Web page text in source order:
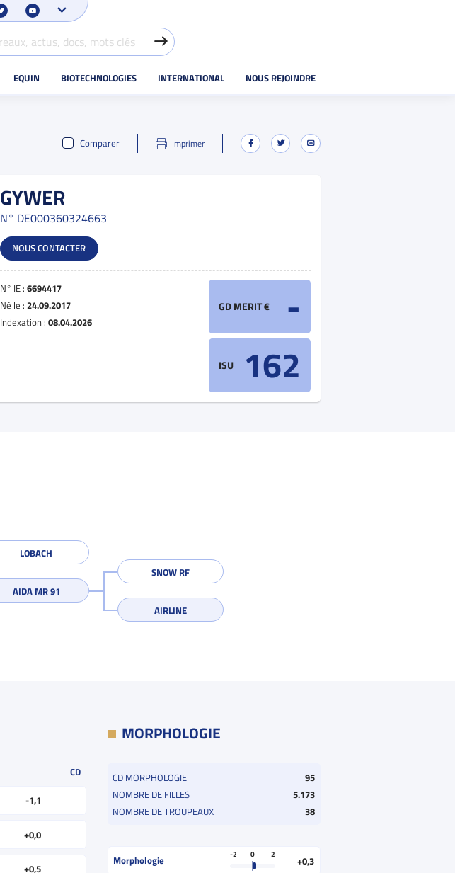
EQUIN BIOTECHNOLOGIES INTERNATIONAL NOUS REJOINDRE
Comparer
Imprimer
GYWER
N° DE000360324663
NOUS CONTACTER
N° IE : 6694417
Né le : 24.09.2017
Indexation : 08.04.2026
GD MERIT € -
ISU 162
LOBACH
AIDA MR 91
SNOW RF
AIRLINE
CD
-1,1
+0,0
+0,5
MORPHOLOGIE
CD MORPHOLOGIE
95
NOMBRE DE FILLES
5.173
NOMBRE DE TROUPEAUX
38
Morphologie -2 0 2 +0,3